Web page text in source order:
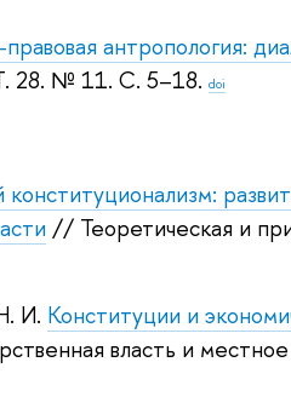
антропология:
28. № 11. С. 5–18. doi
конституционализм:
// Теоретическая и
И. Конституции и
власть и